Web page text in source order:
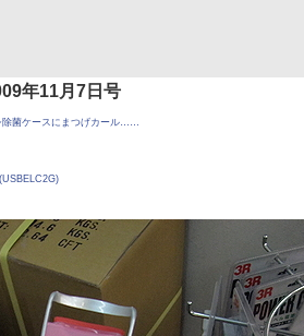
年11月7日号
除菌ケースにまつげカール……